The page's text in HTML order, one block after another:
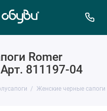
Romer
811197-04
Женские черные